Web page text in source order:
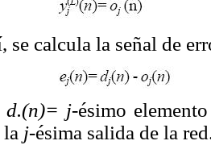
se calcula la señal de
d.(n)= j-ésimo
la j-ésima salida de la